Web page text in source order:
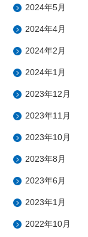
2024年5月
2024年4月
2024年2月
2024年1月
2023年12月
2023年11月
2023年10月
2023年8月
2023年6月
2023年1月
2022年10月